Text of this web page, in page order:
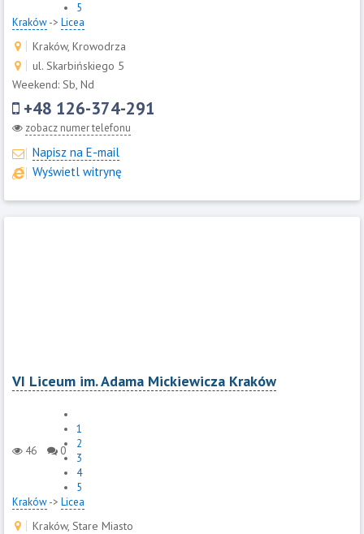
5
Kraków-> Licea
Kraków, Krowodrza
ul. Skarbińskiego 5
Weekend: Sb, Nd
+48 126-374-291
zobacz numer telefonu
Napisz na E-mail
Wyświetl witrynę
VI Liceum im. Adama Mickiewicza Kraków
46 0
1
2
3
4
5
Kraków-> Licea
Kraków, Stare Miasto